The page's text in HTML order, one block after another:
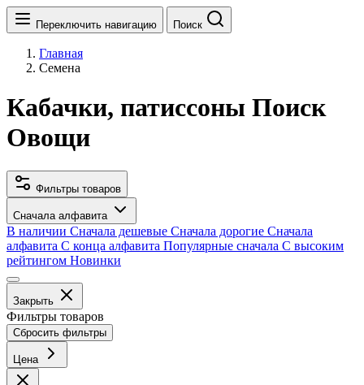
Переключить навигацию Поиск
Главная
Семена
Кабачки, патиссоны Поиск
Овощи
Фильтры товаров
Сначала алфавита
В наличии Сначала дешевые Сначала дорогие Сначала
алфавита С конца алфавита Популярные сначала С высоким
рейтингом Новинки
Закрыть
Фильтры товаров
Сбросить фильтры
Цена